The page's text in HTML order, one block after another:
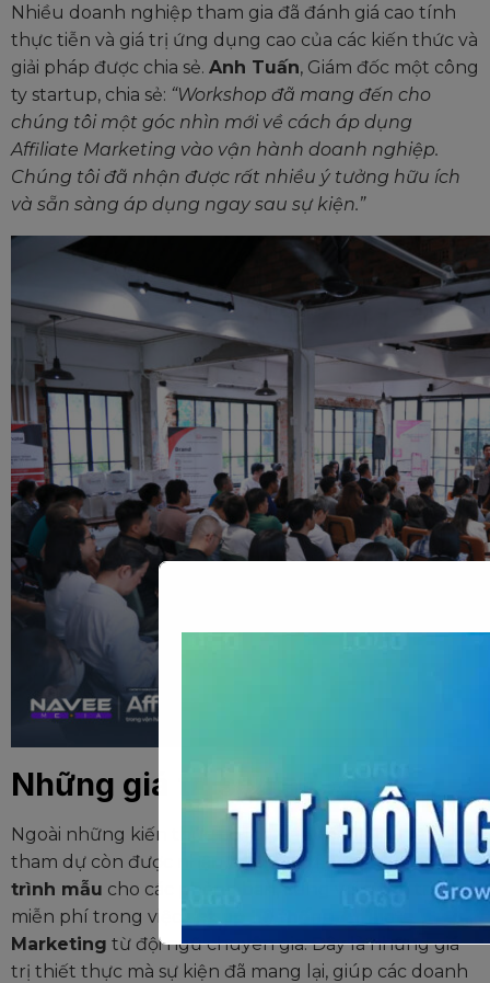
Nhiều doanh nghiệp tham gia đã đánh giá cao tính
thực tiễn và giá trị ứng dụng cao của các kiến thức và
giải pháp được chia sẻ. Anh Tuấn, Giám đốc một công
ty startup, chia sẻ: “Workshop đã mang đến cho
chúng tôi một góc nhìn mới về cách áp dụng
Affiliate Marketing vào vận hành doanh nghiệp.
Chúng tôi đã nhận được rất nhiều ý tưởng hữu ích
và sẵn sàng áp dụng ngay sau sự kiện.”
Những giá trị sau sự kiện:
Ngoài những kiến thức bổ ích, các doanh nghiệp
tham dự còn được nhận
bộ tài liệu hơn 30 quy
trình mẫu cho các phòng ban, cùng với sự hỗ trợ
miễn phí trong việc
Marketing từ đội ngũ chuyên gia. Đây là những giá
trị thiết thực mà sự kiện đã mang lại, giúp các doanh